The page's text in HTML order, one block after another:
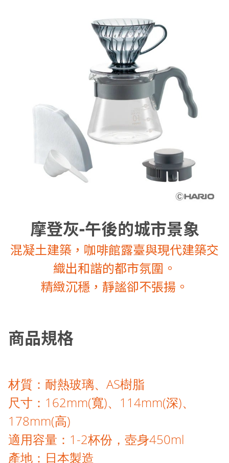
摩登灰-午後的城市景象
混凝土建築，咖啡館露臺與現代建築交
織出和諧的都市氛圍。
精緻沉穩，靜謐卻不張揚。
商品規格
材質：耐熱玻璃、AS樹脂
尺寸：162mm(寬)、114mm(深)、
178mm(高)
適用容量：1-2杯份，壺身450ml
產地：日本製造